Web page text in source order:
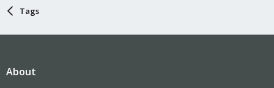
Tags
About